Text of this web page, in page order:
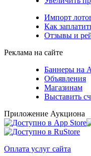
Импорт
Как
Отзывы и
Реклама на сайте
Баннеры на
Объявления
Магазинам
Выставить
Приложение Аукциона
Оплата услуг сайта